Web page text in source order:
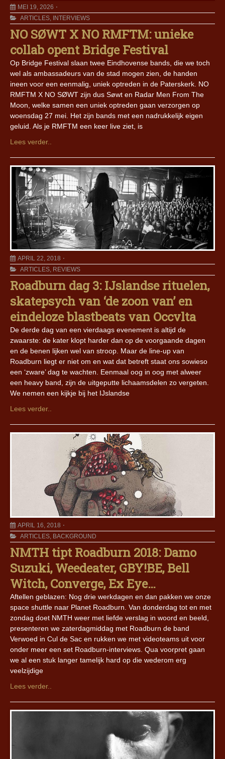
MEI 19, 2026
ARTICLES, INTERVIEWS
NO SØWT X NO RMFTM: unieke
collab opent Bridge Festival
Op Bridge Festival slaan twee Eindhovense bands, die we toch
wel als ambassadeurs van de stad mogen zien, de handen
ineen voor een eenmalig, uniek optreden in de Paterskerk. NO
RMFTM X NO SØWT zijn dus Søwt en Radar Men From The
Moon, welke samen een uniek optreden gaan verzorgen op
woensdag 27 mei. Het zijn bands met een nadrukkelijk eigen
geluid. Als je RMFTM een keer live ziet, is
Lees verder..
APRIL 22, 2018
ARTICLES, REVIEWS
Roadburn dag 3: IJslandse rituelen,
skatepsych van ‘de zoon van’ en
eindeloze blastbeats van Occvlta
De derde dag van een vierdaags evenement is altijd de
zwaarste: de kater klopt harder dan op de voorgaande dagen
en de benen lijken wel van stroop. Maar de line-up van
Roadburn liegt er niet om en wat dat betreft staat ons sowieso
een ‘zware’ dag te wachten. Eenmaal oog in oog met alweer
een heavy band, zijn de uitgeputte lichaamsdelen zo vergeten.
We nemen een kijkje bij het IJslandse
Lees verder..
APRIL 16, 2018
ARTICLES, BACKGROUND
NMTH tipt Roadburn 2018: Damo
Suzuki, Weedeater, GBY!BE, Bell
Witch, Converge, Ex Eye…
Aftellen geblazen: Nog drie werkdagen en dan pakken we onze
space shuttle naar Planet Roadburn. Van donderdag tot en met
zondag doet NMTH weer met liefde verslag in woord en beeld,
presenteren we zaterdagmiddag met Roadburn de band
Verwoed in Cul de Sac en rukken we met videoteams uit voor
onder meer een set Roadburn-interviews. Qua voorpret gaan
we al een stuk langer tamelijk hard op die wederom erg
veelzijdige
Lees verder..